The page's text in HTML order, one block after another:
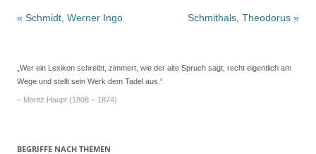
Beitrags-
« Schmidt, Werner Ingo Schmithals, Theodorus »
„Wer ein Lexikon schreibt, zimmert, wie der alte Spruch sagt, recht eigentlich am
Wege und stellt sein Werk dem Tadel aus.“
– Moritz Haupt (1808 – 1874)
BEGRIFFE NACH THEMEN